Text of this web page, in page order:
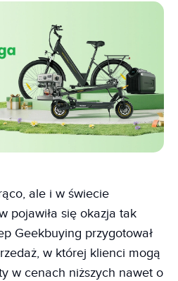
ale i w świecie
pojawiła się okazja tak
Geekbuying przygotował
w której klienci mogą
w cenach niższych nawet o